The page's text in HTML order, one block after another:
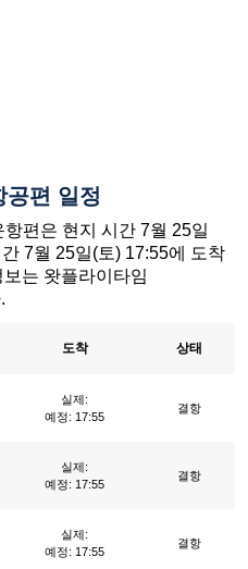
공편 일정
편은 현지 시간 7월 25일
7월 25일(토) 17:55에 도착
는 왓플라이타임
도착 상태
실제:
예정: 17:55
결항
실제:
예정: 17:55
결항
실제:
예정: 17:55
결항